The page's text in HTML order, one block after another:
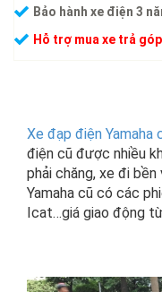
Bảo hành xe điện 3
Hỗ trợ mua xe trả
Xe đạp điện Yamaha
điện cũ được nhiều
phải chăng, xe đi
Yamaha cũ có các
Icat…giá giao động